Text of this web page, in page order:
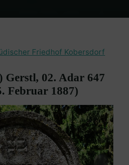
Friedhof Kobersdorf
02. Adar 647
Februar 1887)